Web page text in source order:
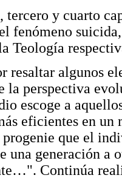
tercero y cuarto
fenómeno
Teología
resaltar algunos
la perspectiva
escoge a
eficientes en
que el
una generación a
Continúa